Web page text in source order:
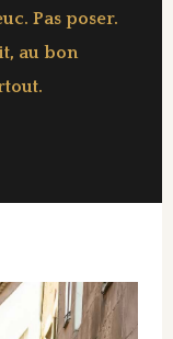
Pas poser.
au bon